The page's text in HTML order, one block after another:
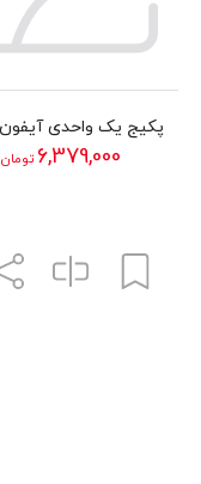
6,379,000 تومان